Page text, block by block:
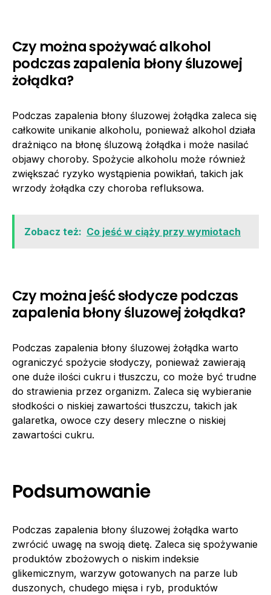
Czy można spożywać alkohol
podczas zapalenia błony śluzowej
żołądka?
Podczas zapalenia błony śluzowej żołądka zaleca się
całkowite unikanie alkoholu, ponieważ alkohol działa
drażniąco na błonę śluzową żołądka i może nasilać
objawy choroby. Spożycie alkoholu może również
zwiększać ryzyko wystąpienia powikłań, takich jak
wrzody żołądka czy choroba refluksowa.
Zobacz też: Co jeść w ciąży przy wymiotach
Czy można jeść słodycze podczas
zapalenia błony śluzowej żołądka?
Podczas zapalenia błony śluzowej żołądka warto
ograniczyć spożycie słodyczy, ponieważ zawierają
one duże ilości cukru i tłuszczu, co może być trudne
do strawienia przez organizm. Zaleca się wybieranie
słodkości o niskiej zawartości tłuszczu, takich jak
galaretka, owoce czy desery mleczne o niskiej
zawartości cukru.
Podsumowanie
Podczas zapalenia błony śluzowej żołądka warto
zwrócić uwagę na swoją dietę. Zaleca się spożywanie
produktów zbożowych o niskim indeksie
glikemicznym, warzyw gotowanych na parze lub
duszonych, chudego mięsa i ryb, produktów